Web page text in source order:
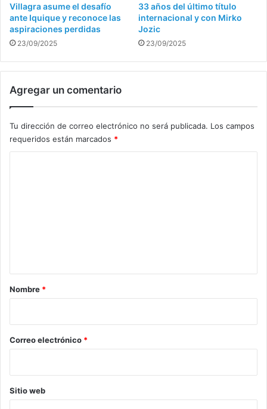
Villagra asume el desafío
ante Iquique y reconoce las
aspiraciones perdidas
23/09/2025
33 años del último título
internacional y con Mirko
Jozic
23/09/2025
Agregar un comentario
Tu dirección de correo electrónico no será publicada. Los campos
requeridos están marcados *
r
*
Nombre *
Correo electrónico *
Sitio web